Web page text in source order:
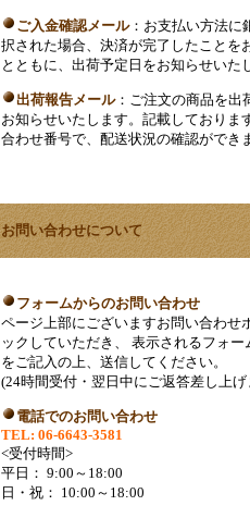
ご入金確認メール：お支払い方法に
択された場合、決済が完了したことを
とともに、出荷予定日をお知らせいた
出荷報告メール：ご注文の商品を出
お知らせいたします。記載しておりま
合わせ番号で、配送状況の確認ができ
お問い合わせについて
フォームからのお問い合わせ
ページ上部にございますお問い合わせ
ックしていただき、 表示されるフォー
をご記入の上、送信してください。
(24時間受付・翌日中にご返答差し上げ
電話でのお問い合わせ
TEL: 06-6643-3581
<受付時間>
平日： 9:00～18:00
日・祝： 10:00～18:00